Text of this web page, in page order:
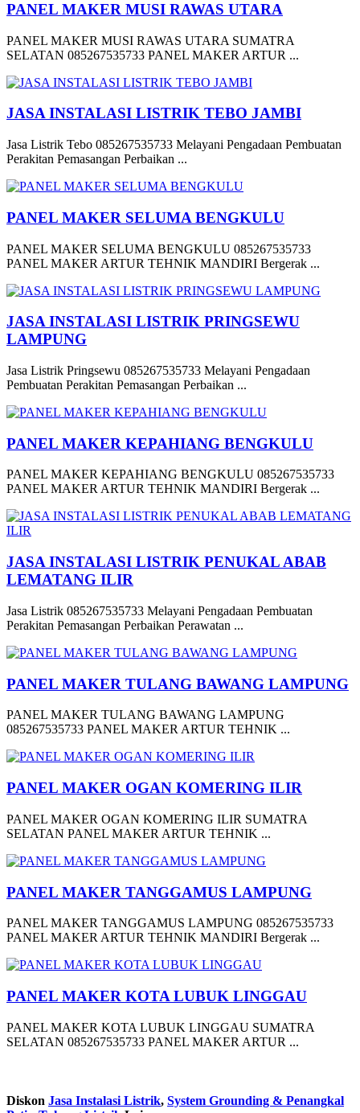
PANEL MAKER MUSI RAWAS UTARA
PANEL MAKER MUSI RAWAS UTARA SUMATRA
SELATAN 085267535733 PANEL MAKER ARTUR ...
JASA INSTALASI LISTRIK TEBO JAMBI
Jasa Listrik Tebo 085267535733 Melayani Pengadaan Pembuatan
Perakitan Pemasangan Perbaikan ...
PANEL MAKER SELUMA BENGKULU
PANEL MAKER SELUMA BENGKULU 085267535733
PANEL MAKER ARTUR TEHNIK MANDIRI Bergerak ...
JASA INSTALASI LISTRIK PRINGSEWU
LAMPUNG
Jasa Listrik Pringsewu 085267535733 Melayani Pengadaan
Pembuatan Perakitan Pemasangan Perbaikan ...
PANEL MAKER KEPAHIANG BENGKULU
PANEL MAKER KEPAHIANG BENGKULU 085267535733
PANEL MAKER ARTUR TEHNIK MANDIRI Bergerak ...
JASA INSTALASI LISTRIK PENUKAL ABAB
LEMATANG ILIR
Jasa Listrik 085267535733 Melayani Pengadaan Pembuatan
Perakitan Pemasangan Perbaikan Perawatan ...
PANEL MAKER TULANG BAWANG LAMPUNG
PANEL MAKER TULANG BAWANG LAMPUNG
085267535733 PANEL MAKER ARTUR TEHNIK ...
PANEL MAKER OGAN KOMERING ILIR
PANEL MAKER OGAN KOMERING ILIR SUMATRA
SELATAN PANEL MAKER ARTUR TEHNIK ...
PANEL MAKER TANGGAMUS LAMPUNG
PANEL MAKER TANGGAMUS LAMPUNG 085267535733
PANEL MAKER ARTUR TEHNIK MANDIRI Bergerak ...
PANEL MAKER KOTA LUBUK LINGGAU
PANEL MAKER KOTA LUBUK LINGGAU SUMATRA
SELATAN 085267535733 PANEL MAKER ARTUR ...
Diskon Jasa Instalasi Listrik, System Grounding & Penangkal